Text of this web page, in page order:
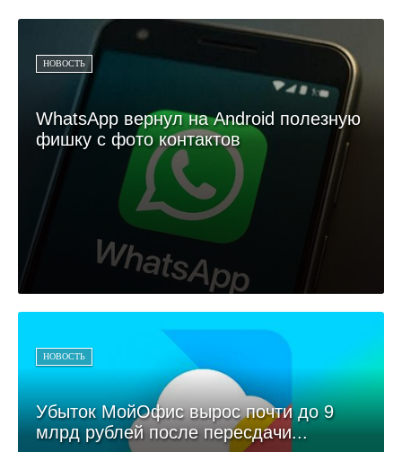
НОВОСТЬ
WhatsApp вернул на Android полезную
фишку с фото контактов
НОВОСТЬ
Убыток МойОфис вырос почти до 9
млрд рублей после пересдачи...